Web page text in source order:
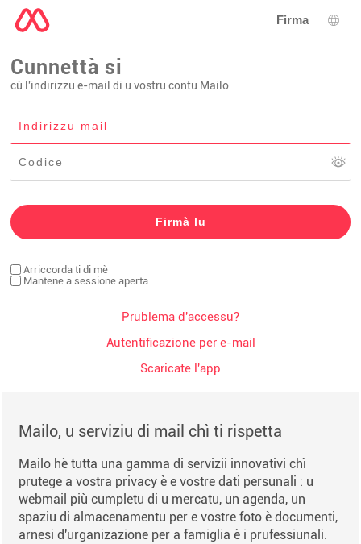
Firma
Cunnettà si
cù l'indirizzu e-mail di u vostru contu Mailo
Arriccorda ti di mè
Mantene a sessione aperta
Prublema d'accessu?
Autentificazione per e-mail
Scaricate l'app
Mailo, u serviziu di mail chì ti rispetta
Mailo hè tutta una gamma di servizii innovativi chì
prutege a vostra privacy è e vostre dati persunali : u
webmail più cumpletu di u mercatu, un agenda, un
spaziu di almacenamentu per e vostre foto è documenti,
arnesi d'urganizazione per a famiglia è i prufessiunali.